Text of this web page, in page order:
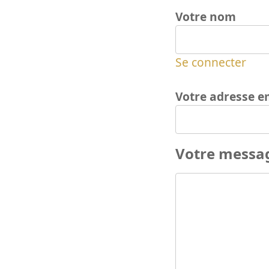
Votre nom
Se connecter
Votre adresse
Votre